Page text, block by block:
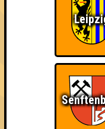
Duelist